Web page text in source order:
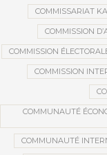
COMMISSARIAT
COMMISSION
COMMISSION
COMMISSION
COMMUNAUTÉ
COMMUNAUTÉ